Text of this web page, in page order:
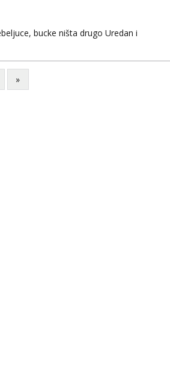
bucke ništa drugo Uredan i
»